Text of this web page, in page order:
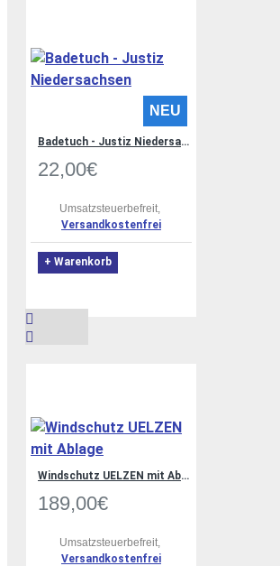
NEU
Badetuch - Justiz Niedersachsen
22,00€
Umsatzsteuerbefreit,
Versandkostenfrei
+ Warenkorb
Windschutz UELZEN mit Ablage
189,00€
Umsatzsteuerbefreit,
Versandkostenfrei